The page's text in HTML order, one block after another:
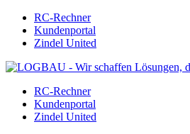
RC-Rechner
Kundenportal
Zindel United
RC-Rechner
Kundenportal
Zindel United